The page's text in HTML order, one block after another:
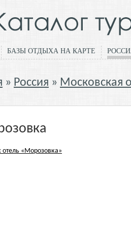
БАЗЫ ОТДЫХА НА КАРТЕ
Россия Московская